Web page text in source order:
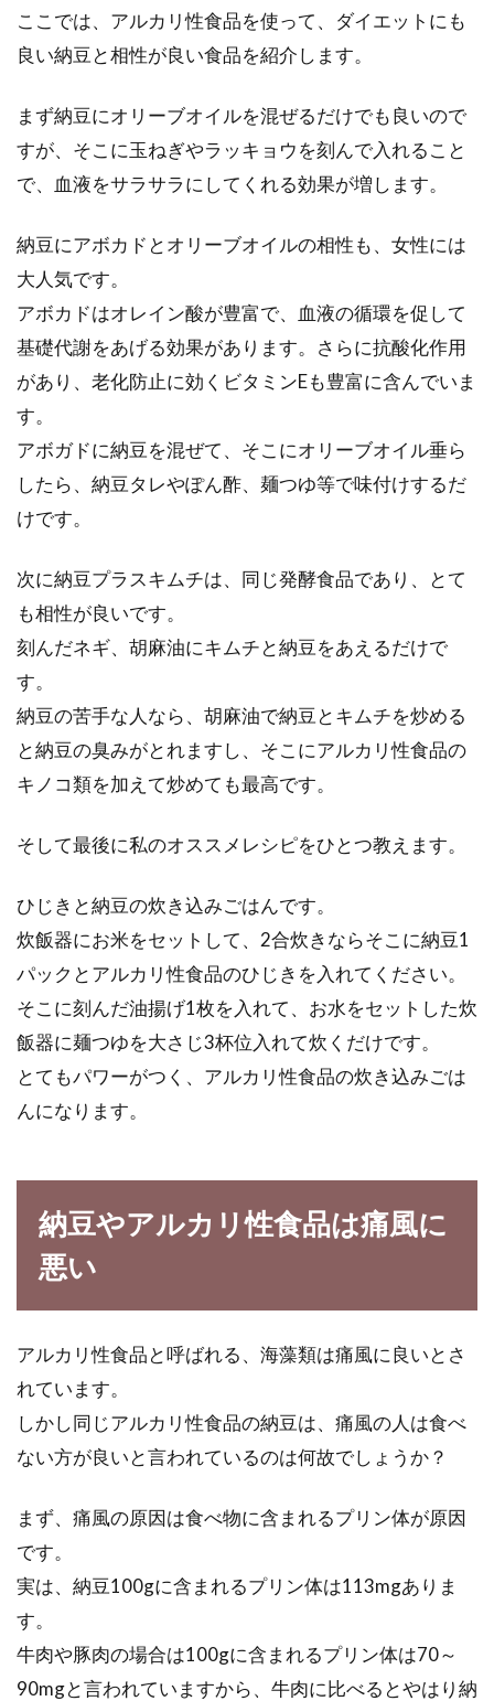
ここでは、アルカリ性食品を使って、ダイエットにも
良い納豆と相性が良い食品を紹介します。
まず納豆にオリーブオイルを混ぜるだけでも良いので
すが、そこに玉ねぎやラッキョウを刻んで入れること
で、血液をサラサラにしてくれる効果が増します。
納豆にアボカドとオリーブオイルの相性も、女性には
大人気です。
アボカドはオレイン酸が豊富で、血液の循環を促して
基礎代謝をあげる効果があります。さらに抗酸化作用
があり、老化防止に効くビタミンEも豊富に含んでいま
す。
アボガドに納豆を混ぜて、そこにオリーブオイル垂ら
したら、納豆タレやぽん酢、麺つゆ等で味付けするだ
けです。
次に納豆プラスキムチは、同じ発酵食品であり、とて
も相性が良いです。
刻んだネギ、胡麻油にキムチと納豆をあえるだけで
す。
納豆の苦手な人なら、胡麻油で納豆とキムチを炒める
と納豆の臭みがとれますし、そこにアルカリ性食品の
キノコ類を加えて炒めても最高です。
そして最後に私のオススメレシピをひとつ教えます。
ひじきと納豆の炊き込みごはんです。
炊飯器にお米をセットして、2合炊きならそこに納豆1
パックとアルカリ性食品のひじきを入れてください。
そこに刻んだ油揚げ1枚を入れて、お水をセットした炊
飯器に麺つゆを大さじ3杯位入れて炊くだけです。
とてもパワーがつく、アルカリ性食品の炊き込みごは
んになります。
納豆やアルカリ性食品は痛風に
悪い
アルカリ性食品と呼ばれる、海藻類は痛風に良いとさ
れています。
しかし同じアルカリ性食品の納豆は、痛風の人は食べ
ない方が良いと言われているのは何故でしょうか？
まず、痛風の原因は食べ物に含まれるプリン体が原因
です。
実は、納豆100gに含まれるプリン体は113mgありま
す。
牛肉や豚肉の場合は100gに含まれるプリン体は70～
90mgと言われていますから、牛肉に比べるとやはり納